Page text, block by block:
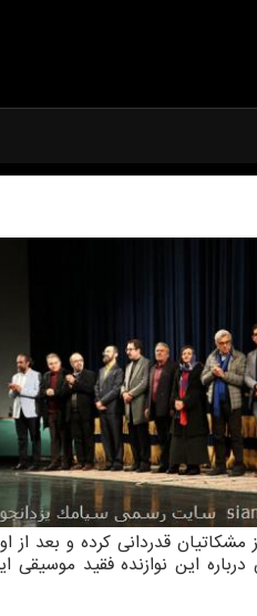
قدردانی كرده و بعد از
این نوازنده فقید موسیقی